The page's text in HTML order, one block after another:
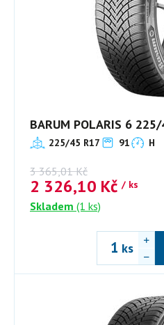
BARUM POLARIS 6
225/45 R17 91 H
3 365,01 Kč
2 326,10 Kč / ks
Skladem (1 ks)
ks